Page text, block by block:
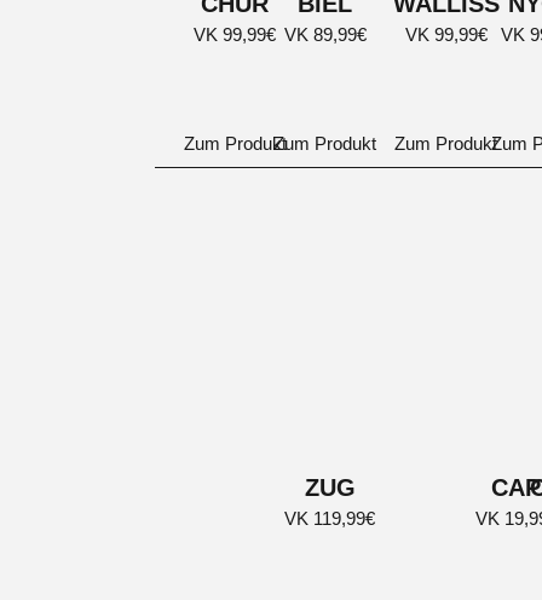
VK 99,99€
Zum Produkt
VK 89,99€
Zum Produkt
VK 99,99€
Zum Produkt
VK
Zum
ZUG
VK 119,99€
CAP
VK